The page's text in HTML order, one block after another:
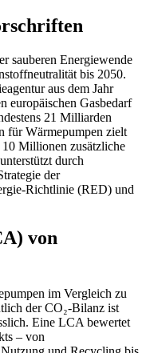
sauberen Energiewende
bis 2050.
aus dem Jahr
europäischen Gasbedarf
21 Milliarden
für Wärmepumpen zielt
10 Millionen zusätzliche
durch
der
Richtlinie (RED) und
von
im Vergleich zu
der CO₂-Bilanz ist
Eine LCA bewertet
– von